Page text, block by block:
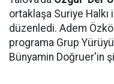
ortaklaşa Suriye Halkı
düzenledi. Adem
programa Grup
Bünyamin Doğruer'in